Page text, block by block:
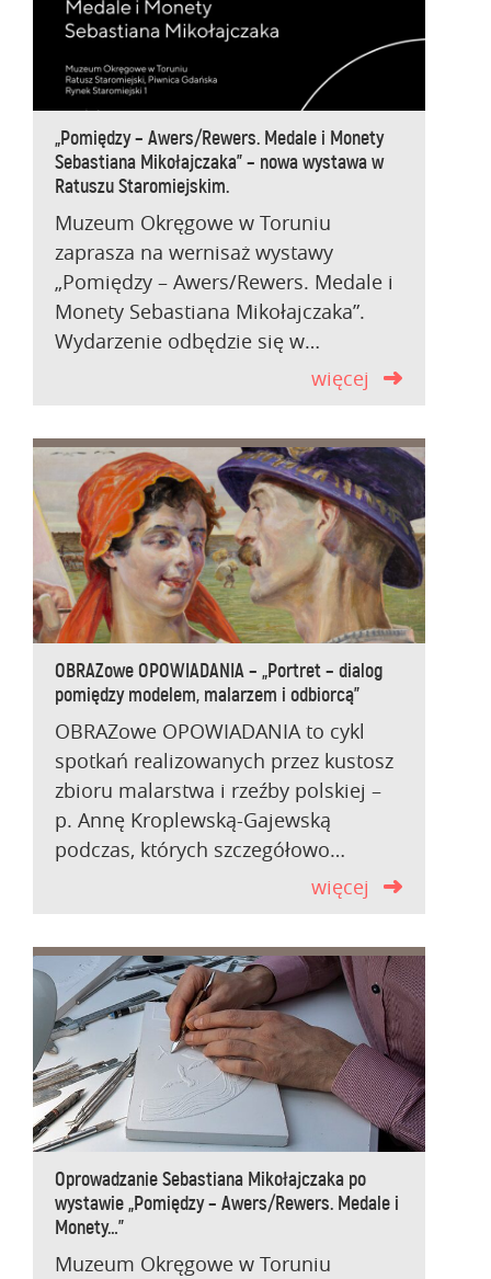
„Pomiędzy – Awers/Rewers. Medale i Monety
Sebastiana Mikołajczaka” – nowa wystawa w
Ratuszu Staromiejskim.
Muzeum Okręgowe w Toruniu
zaprasza na wernisaż wystawy
„Pomiędzy – Awers/Rewers. Medale i
Monety Sebastiana Mikołajczaka”.
Wydarzenie odbędzie się w…
więcej
OBRAZowe OPOWIADANIA – „Portret – dialog
pomiędzy modelem, malarzem i odbiorcą”
OBRAZowe OPOWIADANIA to cykl
spotkań realizowanych przez kustosz
zbioru malarstwa i rzeźby polskiej –
p. Annę Kroplewską-Gajewską
podczas, których szczegółowo…
więcej
Oprowadzanie Sebastiana Mikołajczaka po
wystawie „Pomiędzy – Awers/Rewers. Medale i
Monety…”
Muzeum Okręgowe w Toruniu